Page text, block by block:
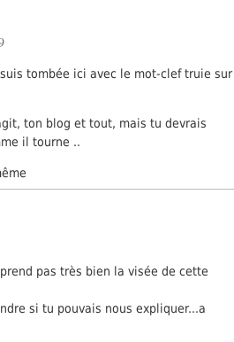
tombée ici avec le mot-clef truie sur
ton blog et tout, mais tu devrais
il tourne ..
pas très bien la visée de cette
si tu pouvais nous expliquer...a